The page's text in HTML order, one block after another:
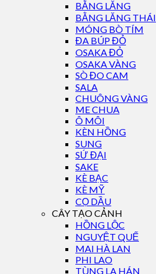
BẰNG LĂNG
BẰNG LĂNG THÁI
MÓNG BÒ TÍM
ĐA BÚP ĐỎ
OSAKA ĐỎ
OSAKA VÀNG
SÒ ĐO CAM
SALA
CHUÔNG VÀNG
ME CHUA
Ô MÔI
KÈN HỒNG
SUNG
SỨ ĐẠI
SAKE
KÈ BẠC
KÈ MỸ
CỌ DẦU
CÂY TẠO CẢNH
HỒNG LỘC
NGUYỆT QUẾ
MAI HÀ LAN
PHI LAO
TÙNG LA HÁN